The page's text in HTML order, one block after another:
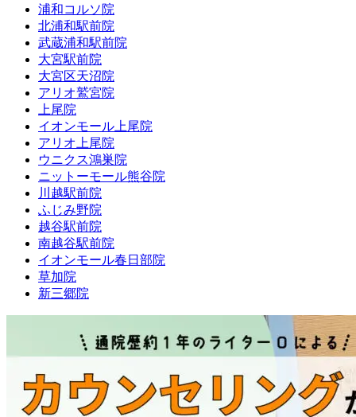
浦和コルソ院
北浦和駅前院
武蔵浦和駅前院
大宮駅前院
大宮区天沼院
アリオ鷲宮院
上尾院
イオンモール上尾院
アリオ上尾院
ウニクス鴻巣院
ニットーモール熊谷院
川越駅前院
ふじみ野院
越谷駅前院
南越谷駅前院
イオンモール春日部院
草加院
新三郷院